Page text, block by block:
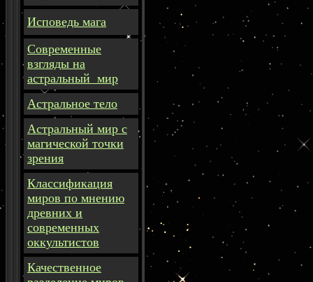
Исповедь мага
Современные
взгляды на
астральный мир
Астральное тело
Астральный мир с
магической точки
зрения
Классификация
миров по мнению
древних и
современных
оккультистов
Качественное